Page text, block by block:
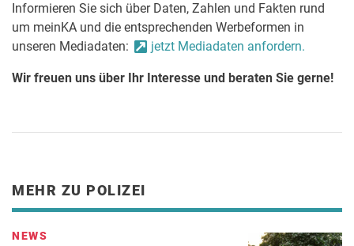
Informieren Sie sich über Daten, Zahlen und Fakten rund
um meinKA und die entsprechenden Werbeformen in
unseren Mediadaten:
jetzt Mediadaten anfordern.
Wir freuen uns über Ihr Interesse und beraten Sie gerne!
MEHR ZU POLIZEI
NEWS